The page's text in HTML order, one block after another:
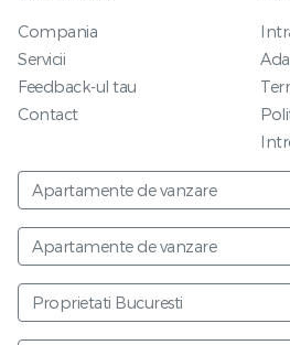
Compania
Servicii
Feedback-ul tau
Contact
Apartamente de vanzare
Apartamente de vanzare
Proprietati Bucuresti